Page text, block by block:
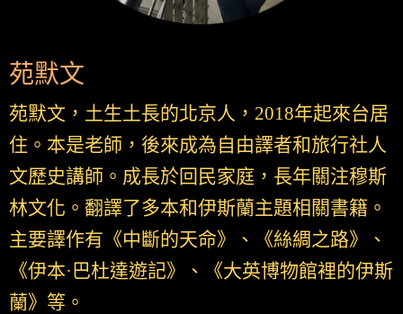
苑默文
苑默文，土生土長的北京人，2018年起來台居
住。本是老師，後來成為自由譯者和旅行社人
文歷史講師。成長於回民家庭，長年關注穆斯
林文化。翻譯了多本和伊斯蘭主題相關書籍。
主要譯作有《中斷的天命》、《絲綢之路》、
《伊本·巴杜達遊記》、《大英博物館裡的伊斯
蘭》等。